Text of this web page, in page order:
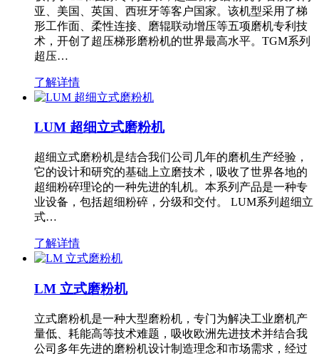
亚、美国、英国、西班牙等客户国家。该机型采用了梯
形工作面、柔性连接、磨辊联动增压等五项磨机专利技
术，开创了超压梯形磨粉机的世界最高水平。TGM系列
超压…
了解详情
LUM 超细立式磨粉机
超细立式磨粉机是结合我们公司几年的磨机生产经验，
它的设计和研究的基础上立磨技术，吸收了世界各地的
超细粉碎理论的一种先进的轧机。本系列产品是一种专
业设备，包括超细粉碎，分级和交付。 LUM系列超细立
式…
了解详情
LM 立式磨粉机
立式磨粉机是一种大型磨粉机，专门为解决工业磨机产
量低、耗能高等技术难题，吸收欧洲先进技术并结合我
公司多年先进的磨粉机设计制造理念和市场需求，经过